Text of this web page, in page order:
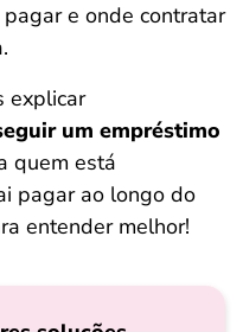
e onde contratar
explicar
um empréstimo
quem está
pagar ao longo do
entender melhor!